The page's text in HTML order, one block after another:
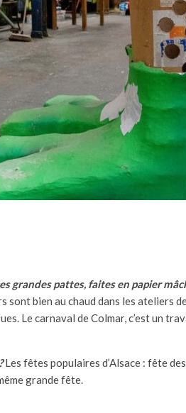
grandes pattes, faites en papier
sont bien au chaud dans les
Le carnaval de Colmar, c’est un
Les fêtes populaires d’Alsace : fête
grande fête.